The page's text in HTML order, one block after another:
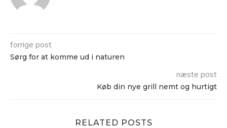
forrige post
Sørg for at komme ud i naturen
næste post
Køb din nye grill nemt og hurtigt
RELATED POSTS